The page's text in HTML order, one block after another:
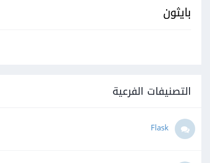
بايثون
التصنيفات الفرعية
Flask